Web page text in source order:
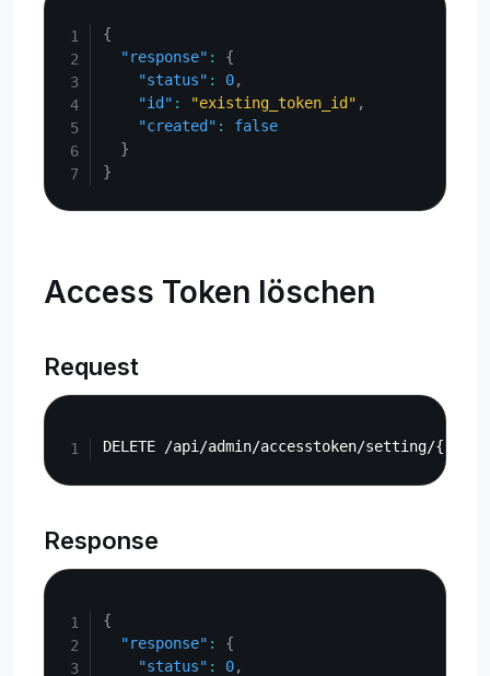
{
"response" :
{
"status" : 0,
"id" : "existing_token_id" ,
"created" :
false
}
}
Access Token löschen
Request
Response
{
"response" :
{
"status" : 0,